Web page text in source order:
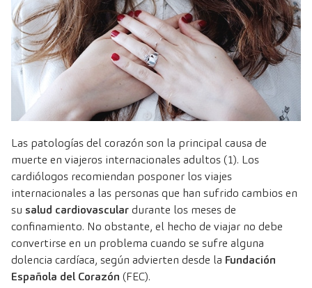
Las patologías del corazón son la principal causa de
muerte en viajeros internacionales adultos (1). Los
cardiólogos recomiendan posponer los viajes
internacionales a las personas que han sufrido cambios en
su salud cardiovasculardurante los meses de
confinamiento. No obstante, el hecho de viajar no debe
convertirse en un problema cuando se sufre alguna
dolencia cardíaca, según advierten desde la Fundación
Española del Corazón (FEC).